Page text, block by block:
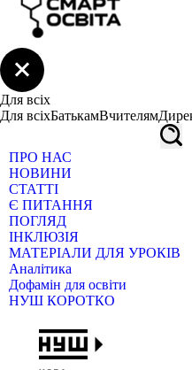
Для всіх
Для всіхБатькамВчителям
ПРО НАС
НОВИНИ
СТАТТІ
Є ПИТАННЯ
ПОГЛЯД
ІНКЛЮЗІЯ
МАТЕРІАЛИ ДЛЯ УРОКІВ
Аналітика
Дофамін для освіти
НУШ КОРОТКО